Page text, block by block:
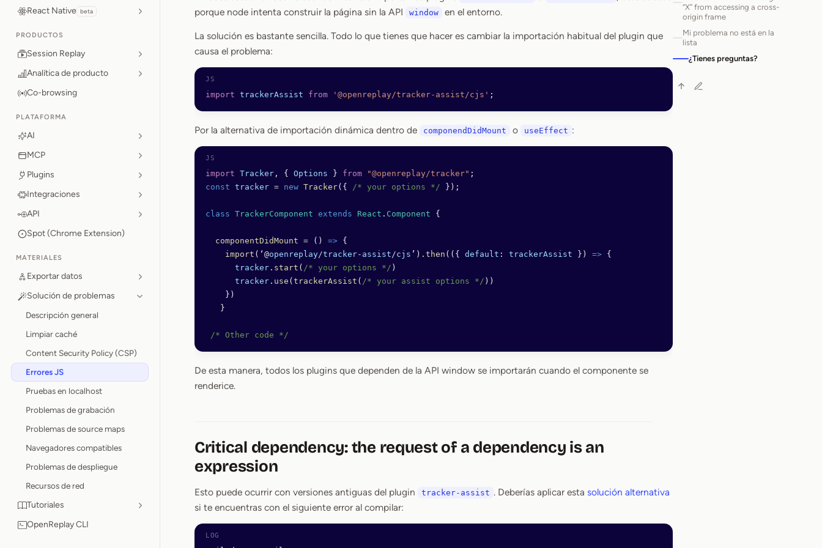
React Native beta
PRODUCTOS
Session Replay
Analítica de producto
Co-browsing
PLATAFORMA
AI
MCP
Plugins
Integraciones
API
Spot (Chrome Extension)
MATERIALES
Exportar datos
Solución de problemas
Descripción general
Limpiar caché
Content Security Policy (CSP)
Errores JS
Pruebas en localhost
Problemas de grabación
Problemas de source maps
Navegadores compatibles
Problemas de despliegue
Recursos de red
Tutoriales
OpenReplay CLI
porque node intenta construir la página sin la API
window en el entorno.
La solución es bastante sencilla. Todo lo que tienes que hacer es cambiar la importación habitual del plugin que
causa el problema:
import trackerAssist from '@openreplay/tracker-assist/cjs' ;
Por la alternativa de importación dinámica dentro de componendDidMount o useEffect :
import Tracker , { Options } from "@openreplay/tracker" ;
const tracker = new Tracker({ /* your options */ });
class TrackerComponent extends React . Component {
  componentDidMount
= () => {
    import
(‘@openreplay/tracker- assist/cjs ’). then (({ default : trackerAssist }) => {
      tracker
. start ( /* your options */ )
      tracker
. use ( trackerAssist ( /* your assist options */ ))
    })
   }
/* Other code */
De esta manera, todos los plugins que dependen de la API window se importarán cuando el componente se
renderice.
Critical dependency: the request of a dependency is an
expression
Esto puede ocurrir con versiones antiguas del plugin tracker-assist . Deberías aplicar esta solución alternativa
si te encuentras con el siguiente error al compilar:
“X” from accessing a cross-
origin frame
Mi problema no está en la
lista
¿Tienes preguntas?